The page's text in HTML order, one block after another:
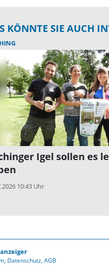
KÖNNTE SIE AUCH
Igel sollen es
10:43 Uhr
Datenschutz AGB